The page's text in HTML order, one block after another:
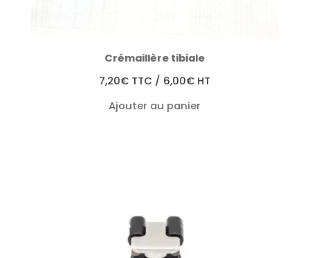
Crémaillère tibiale
7,20€ TTC / 6,00€ HT
Ajouter au panier